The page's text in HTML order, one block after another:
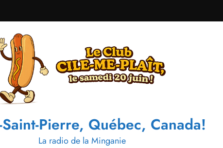
Pierre, Québec, Canada!
La radio de la Minganie